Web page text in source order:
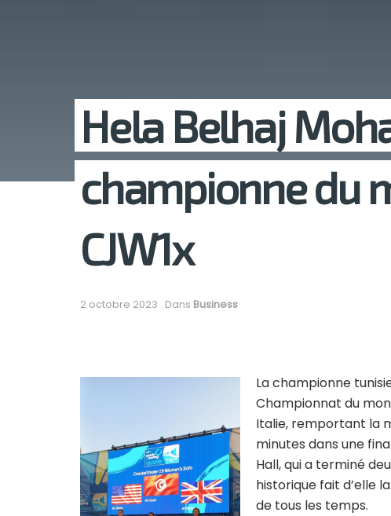
Hela Belhaj
championne du
CJW1x
2 octobre 2023 Dans Business
La championne
Championnat du
Italie, remportant la
minutes dans une
Hall, qui a terminé
historique fait d’elle
de tous les temps.